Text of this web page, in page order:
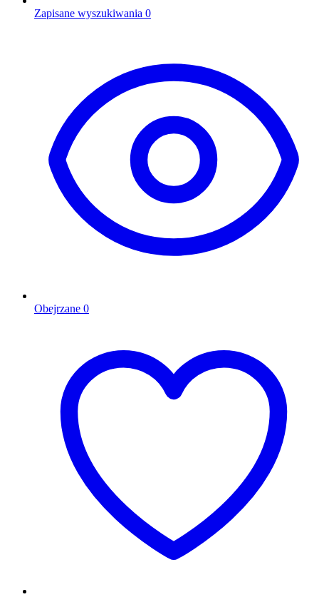
Zapisane wyszukiwania 0
Obejrzane 0